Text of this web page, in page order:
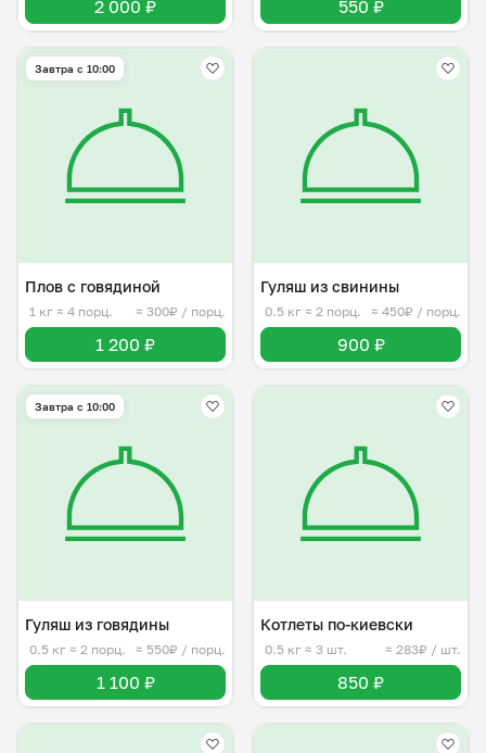
2 000 ₽ 550 ₽
Завтра c 10:00
Плов с говядиной
1 кг ≈ 4 порц. ≈ 300₽ / порц.
1 200 ₽
Гуляш из свинины
0.5 кг ≈ 2 порц. ≈ 450₽ / порц.
900 ₽
Завтра c 10:00
Гуляш из говядины
0.5 кг ≈ 2 порц. ≈ 550₽ / порц.
1 100 ₽
Котлеты по-киевски
0.5 кг ≈ 3 шт. ≈ 283₽ / шт.
850 ₽